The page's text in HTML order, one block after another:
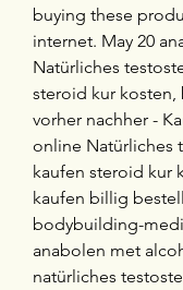
buying these
internet. May 20
Natürliches
steroid kur
vorher nachher -
online Natürliches
kaufen steroid kur
kaufen billig
bodybuilding-
anabolen met
natürliches